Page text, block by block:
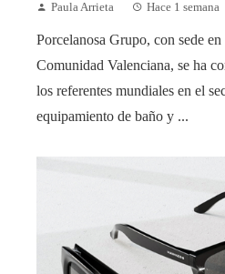
Paula Arrieta Hace 1 semana
Porcelanosa Grupo, con sede
Comunidad Valenciana, se ha
los referentes mundiales en el
equipamiento de baño y ...